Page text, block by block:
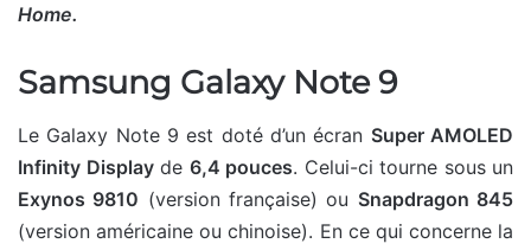
Home.
Samsung Galaxy Note 9
Le Galaxy Note 9 est doté d’un écran Super AMOLED
Infinity Displayde 6,4 pouces. Celui-ci tourne sous un
Exynos 9810 (version française) ou Snapdragon 845
(version américaine ou chinoise). En ce qui concerne la